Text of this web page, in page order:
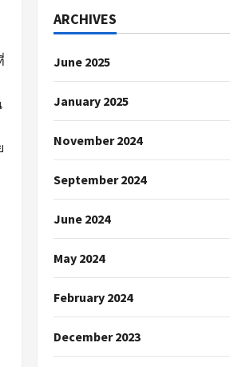
ARCHIVES
June 2025
January 2025
November 2024
September 2024
June 2024
May 2024
February 2024
December 2023